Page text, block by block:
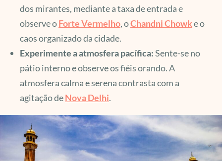
dos mirantes, mediante a taxa de entrada e
observe oForte Vermelho, oChandni Chowke o
caos organizado da cidade.
Experimente a atmosfera pacífica:Sente-se no
pátio interno e observe os fiéis orando. A
atmosfera calma e serena contrasta com a
agitação deNova Delhi.